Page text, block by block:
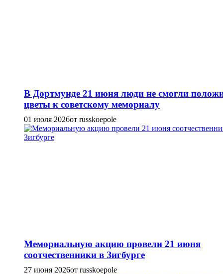
В Дортмунде 21 июня люди не смогли
цветы к советскому мемориалу
01 июля 2026от russkoepole
Мемориальную акцию провели 21 июня
соотчественники в Зигбурге
27 июня 2026от russkoepole